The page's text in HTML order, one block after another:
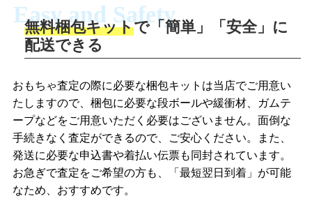
商品撮影
商品を撮影して、査定フォームから画像
を送信します。
梱包キットをメールで申し込み
査定結果をメールで確認し、梱包キット
を申し込みます。梱包キットは送料無料
LINEの友だち追加・査定画像を送信
「ジョニージョイLINE査定」を友だちに
追加し、スマートフォンなどのカメラで
撮影したおもちゃの写真をトーク中に送
信します。
梱包キットをLINEで申し込み
査定結果をLINEで確認し、梱包キットを
Easy and Safety
無料梱包キットで「簡単」「安全」に
配送できる
おもちゃ査定の際に必要な梱包キットは当店でご用意い
たしますので、梱包に必要な段ボールや緩衝材、ガムテ
ープなどをご用意いただく必要はございません。面倒な
手続きなく査定ができるので、ご安心ください。また、
発送に必要な申込書や着払い伝票も同封されています。
お急ぎで査定をご希望の方も、「最短翌日到着」が可能
なため、おすすめです。